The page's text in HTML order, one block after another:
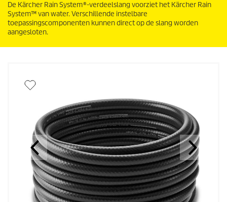
De Kärcher Rain System®-verdeelslang voorziet het Kärcher Rain
System™ van water. Verschillende instelbare
toepassingscomponenten kunnen direct op de slang worden
aangesloten.